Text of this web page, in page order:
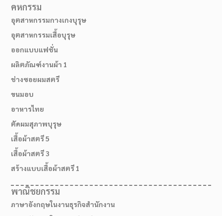
02-514-1840
คหกรรม
อุตสาหกรรมกางเกงบุรุษ
อุตสาหกรรมเสื้อบุรุษ
ออกแบบแฟชั่น
ผลิตภัณฑ์งานผ้า 1
ช่างซอยผมสตรี
ขนมอบ
อาหารไทย
ตัดผมสุภาพบุรุษ
เสื้อผ้าสตรี 5
เสื้อผ้าสตรี 3
สร้างแบบเสื้อผ้าสตรี 1
พาณิชยกรรม
ภาษาอังกฤษในงานธุรกิจสำนักงาน